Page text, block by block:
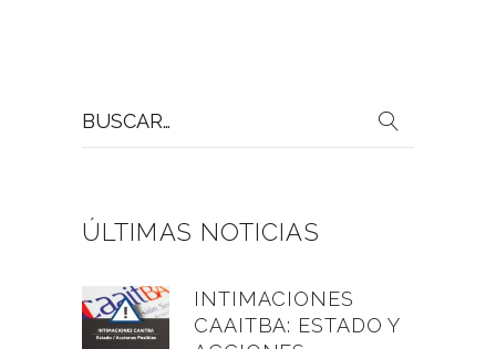
por:
ÚLTIMAS NOTICIAS
INTIMACIONES
CAAITBA: ESTADO Y